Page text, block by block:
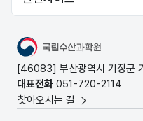
국립수산과학원
[46083] 부산광역시 기장군
대표전화 051-720-2114
찾아오시는 길